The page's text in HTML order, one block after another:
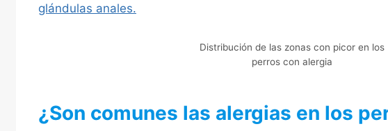
glándulas anales.
Distribución de las zonas con picor en los
perros con alergia
¿Son comunes las alergias en los